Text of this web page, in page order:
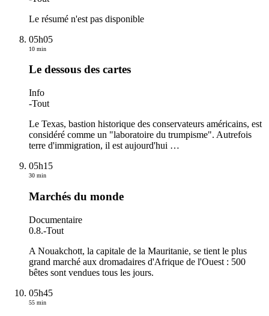
Le résumé n'est pas disponible
05h05
10 min
Le dessous des cartes
Info
-Tout
Le Texas, bastion historique des conservateurs américains, est
considéré comme un "laboratoire du trumpisme". Autrefois
terre d'immigration, il est aujourd'hui …
05h15
30 min
Marchés du monde
Documentaire
0.8.-Tout
A Nouakchott, la capitale de la Mauritanie, se tient le plus
grand marché aux dromadaires d'Afrique de l'Ouest : 500
bêtes sont vendues tous les jours.
05h45
55 min